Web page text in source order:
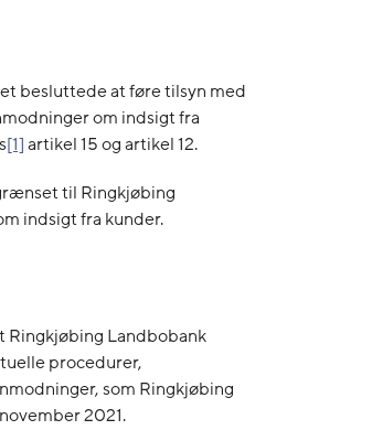
besluttede at føre tilsyn med
om indsigt fra
[1]artikel 15 og artikel 12.
til Ringkjøbing
indsigt fra kunder.
Ringkjøbing Landbobank
procedurer,
som Ringkjøbing
2021.